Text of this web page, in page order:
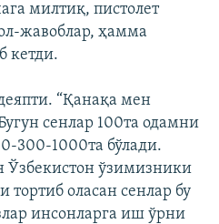
милтиқ, пистолет
жавоблар, ҳамма
кетди.
“Қанақа мен
сенлар 100та одамни
300-1000та бўлади.
Ўзбекистон ўзимизники
тортиб оласан сенлар бу
инсонларга иш ўрни